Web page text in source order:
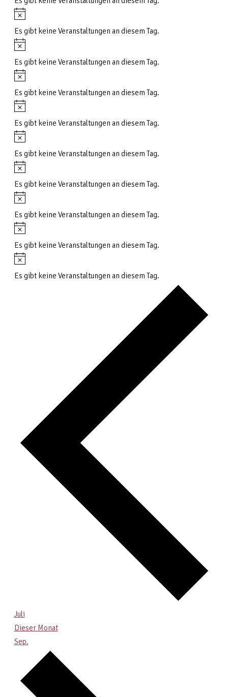
Hinweis
Es gibt keine Veranstaltungen an diesem Tag.
Hinweis
Es gibt keine Veranstaltungen an diesem Tag.
Hinweis
Es gibt keine Veranstaltungen an diesem Tag.
Hinweis
Es gibt keine Veranstaltungen an diesem Tag.
Hinweis
Es gibt keine Veranstaltungen an diesem Tag.
Hinweis
Es gibt keine Veranstaltungen an diesem Tag.
Hinweis
Es gibt keine Veranstaltungen an diesem Tag.
Hinweis
Es gibt keine Veranstaltungen an diesem Tag.
Hinweis
Es gibt keine Veranstaltungen an diesem Tag.
Juli
Dieser Monat
Sep.